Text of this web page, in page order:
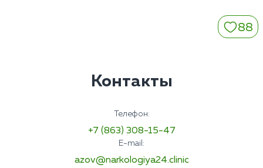
88
Контакты
Телефон:
+7 (863) 308-15-47
E-mail:
azov@narkologiya24.clinic